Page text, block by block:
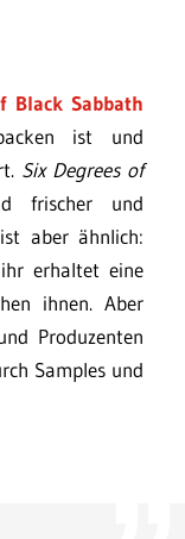
Black Sabbath
ist und
Six Degrees of
frischer und
aber ähnlich:
erhaltet eine
ihnen. Aber
Produzenten
Samples und